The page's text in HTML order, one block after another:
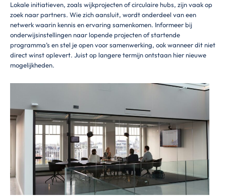
Lokale initiatieven, zoals wijkprojecten of circulaire hubs, zijn vaak op
zoek naar partners. Wie zich aansluit, wordt onderdeel van een
netwerk waarin kennis en ervaring samenkomen. Informeer bij
onderwijsinstellingen naar lopende projecten of startende
programma’s en stel je open voor samenwerking, ook wanneer dit niet
direct winst oplevert. Juist op langere termijn ontstaan hier nieuwe
mogelijkheden.